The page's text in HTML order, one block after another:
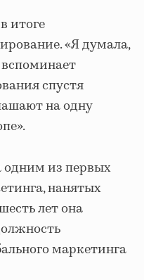
итоге
«Я думала,
спустя
на одну
одним из первых
нанятых
лет она
маркетинга